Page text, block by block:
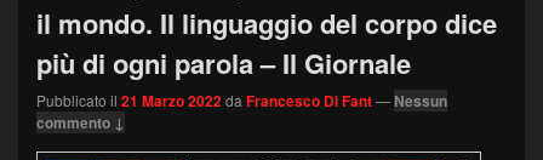
il mondo. Il linguaggio del corpo dice
più di ogni parola – Il Giornale
Pubblicato il 21 Marzo 2022da Francesco Di Fant— Nessun
commento ↓